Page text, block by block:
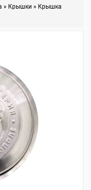
» Крышки » Крышка